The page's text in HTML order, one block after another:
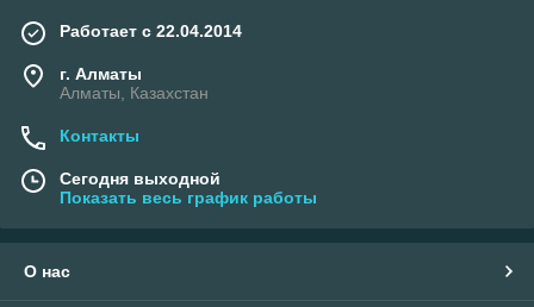
Работает с 22.04.2014
г. Алматы
Алматы, Казахстан
Контакты
Сегодня выходной
Показать весь график работы
О нас